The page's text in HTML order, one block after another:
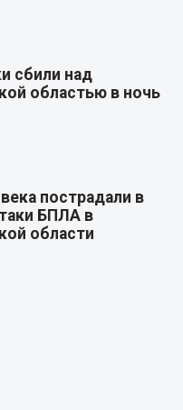
сбили над
областью в ночь
пострадали в
БПЛА в
области